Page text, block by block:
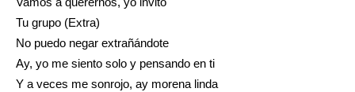
Tu grupo (Extra)
No puedo negar extrañándote
Ay, yo me siento solo y pensando en ti
Y a veces me sonrojo, ay morena linda